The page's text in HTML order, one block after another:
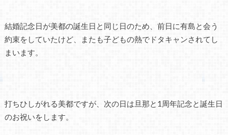
結婚記念日が美都の誕生日と同じ日のため、前日に有島と会う
約束をしていたけど、またも子どもの熱でドタキャンされてし
まいます。
打ちひしがれる美都ですが、次の日は旦那と1周年記念と誕生日
のお祝いをします。